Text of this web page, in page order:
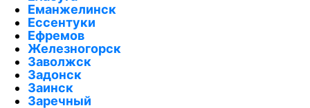
Еманжелинск
Ессентуки
Ефремов
Железногорск
Заволжск
Задонск
Заинск
Заречный